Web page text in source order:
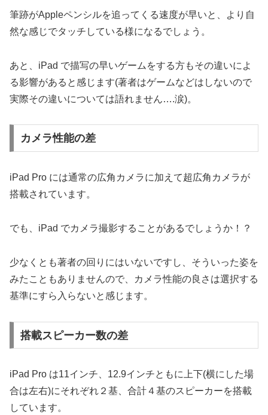
筆跡がAppleペンシルを追ってくる速度が早いと、より自
然な感じでタッチしている様になるでしょう。
あと、iPad で描写の早いゲームをする方もその違いによ
る影響があると感じます(著者はゲームなどはしないので
実際その違いについては語れません….涙)。
カメラ性能の差
iPad Pro には通常の広角カメラに加えて超広角カメラが
搭載されています。
でも、iPad でカメラ撮影することがあるでしょうか！？
少なくとも著者の回りにはいないですし、そういった姿を
みたこともありませんので、カメラ性能の良さは選択する
基準にすら入らないと感じます。
搭載スピーカー数の差
iPad Pro は11インチ、12.9インチともに上下(横にした場
合は左右)にそれぞれ２基、合計４基のスピーカーを搭載
しています。